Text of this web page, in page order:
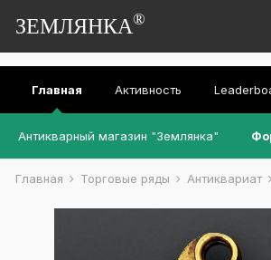
ЗЕМЛЯНКА®
Главная
Антикварный магазин "Землянка"
Активность
Главная Торговые ряды Антиквариат